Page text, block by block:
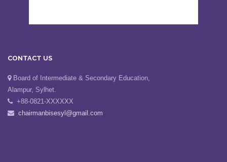
CONTACT US
Board of Intermediate & Secondary Education,
Alampur, Sylhet.
+88-0821-XXXXXX
chairmanbisesyl@gmail.com